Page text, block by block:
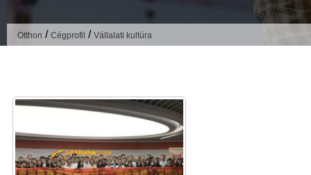
Otthon / Cégprofil / Vállalati kultúra